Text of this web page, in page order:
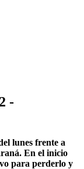
-
lunes frente a
En el inicio
para perderlo y